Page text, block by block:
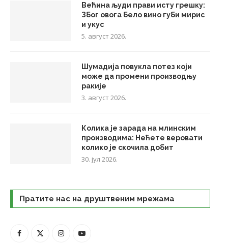
Већина људи прави исту грешку:
Због овога бело вино губи мирис
и укус
5. август 2026.
Шумадија повукла потез који
може да промени производњу
ракије
3. август 2026.
Колика је зарада на млинским
производима: Нећете веровати
колико је скочила добит
30. јул 2026.
Пратите нас на друштвеним мрежама